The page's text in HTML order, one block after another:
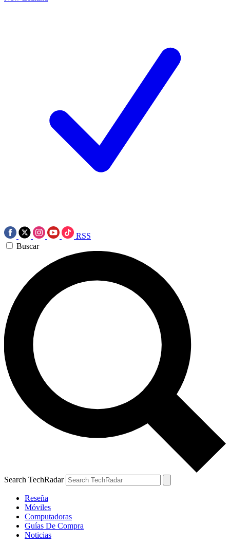
RSS
Buscar
Search TechRadar
Reseña
Móviles
Computadoras
Guías De Compra
Noticias